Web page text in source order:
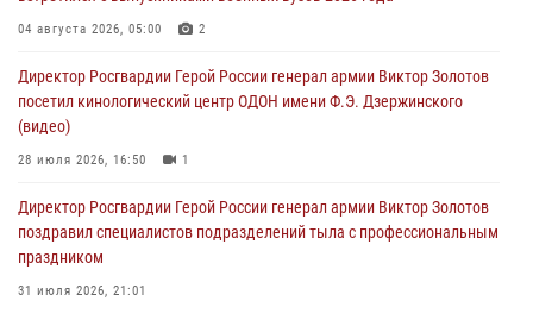
Всероссийская ведомственная акции «Каникулы с Росгвардией
проходит в Сибири
04 августа 2026, 05:00 2
Директор Росгвардии Герой России генерал армии Виктор Золотов
посетил кинологический центр ОДОН имени Ф.Э. Дзержинского
(видео)
28 июля 2026, 16:50 1
Директор Росгвардии Герой России генерал армии Виктор Золотов
поздравил специалистов подразделений тыла с профессиональным
праздником
31 июля 2026, 21:01